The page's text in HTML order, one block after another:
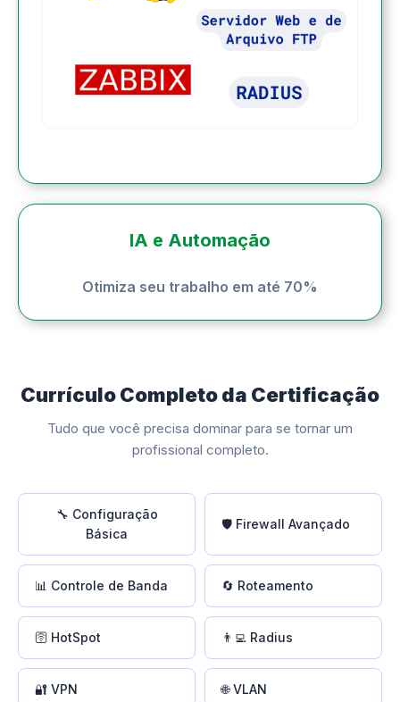
IA e Automação
Otimiza seu trabalho em até 70%
Currículo Completo da Certificação
Tudo que você precisa dominar para se tornar um
profissional completo.
🔧 Configuração
Básica
🛡️ Firewall Avançado
📊 Controle de Banda 🔄 Roteamento
🛜 HotSpot 👨‍💻 Radius
🔐 VPN 🌐 VLAN